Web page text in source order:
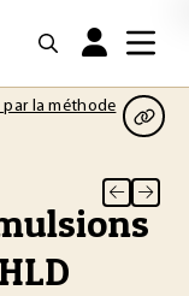
la méthode